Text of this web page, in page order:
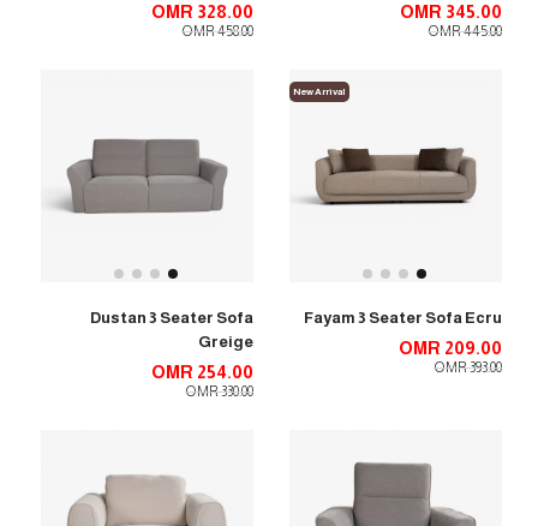
OMR 345.00
OMR 445.00
OMR 328.00
OMR 458.00
New Arrival
Fayam 3 Seater Sofa Ecru
OMR 209.00
OMR 393.00
Dustan 3 Seater Sofa
Greige
OMR 254.00
OMR 330.00